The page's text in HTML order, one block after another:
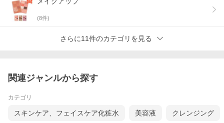
(8件)
さらに11件のカテゴリを見る
関連ジャンルから探す
カテゴリ
スキンケア、フェイスケア化粧水 美容液 クレンジング